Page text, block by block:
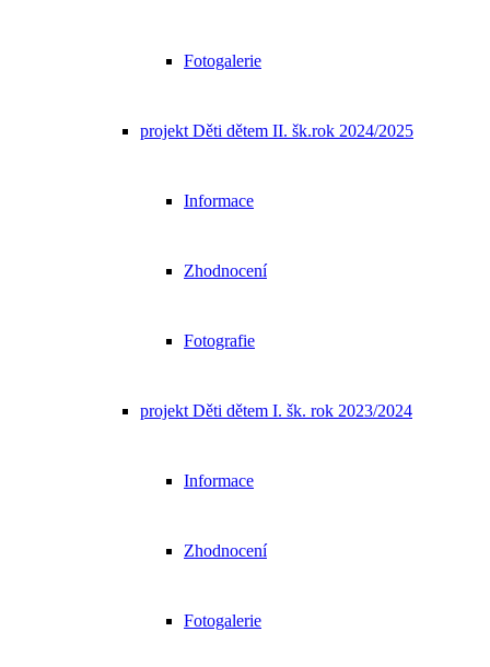
Fotogalerie
projekt Děti dětem II. šk.rok 2024/2025
Informace
Zhodnocení
Fotografie
projekt Děti dětem I. šk. rok 2023/2024
Informace
Zhodnocení
Fotogalerie